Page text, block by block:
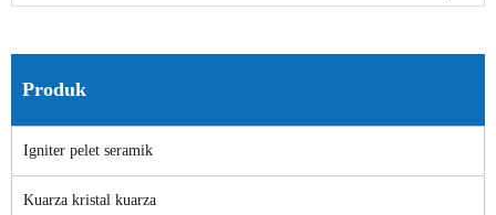
Produk
Igniter pelet seramik
Kuarza kristal kuarza